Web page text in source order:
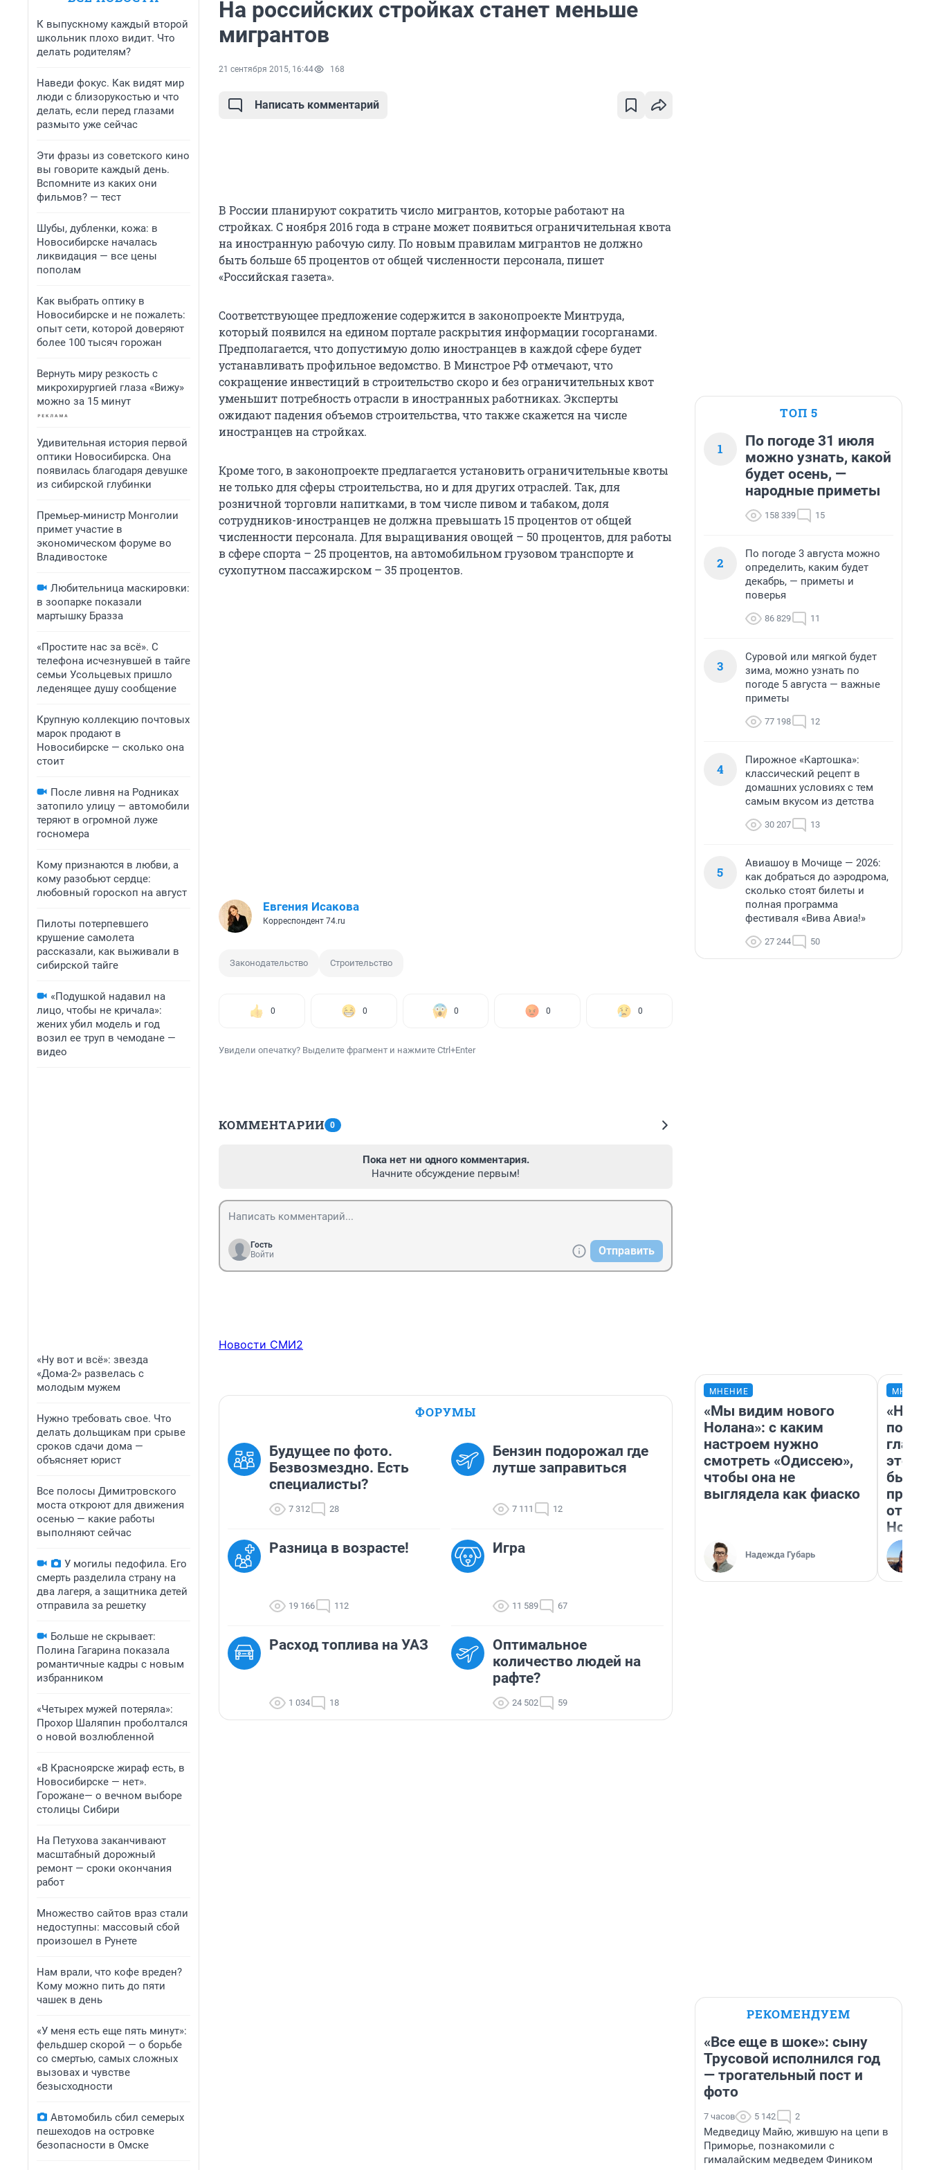
К выпускному каждый второй
школьник плохо видит. Что
делать родителям?
Наведи фокус. Как видят мир
люди с близорукостью и что
делать, если перед глазами
размыто уже сейчас
Эти фразы из советского кино
вы говорите каждый день.
Вспомните из каких они
фильмов? — тест
Шубы, дубленки, кожа: в
Новосибирске началась
ликвидация — все цены
пополам
Как выбрать оптику в
Новосибирске и не пожалеть:
опыт сети, которой доверяют
более 100 тысяч горожан
Вернуть миру резкость с
микрохирургией глаза «Вижу»
можно за 15 минут
Удивительная история первой
оптики Новосибирска. Она
появилась благодаря девушке
из сибирской глубинки
Премьер‑министр Монголии
примет участие в
экономическом форуме во
Владивостоке
Любительница маскировки:
в зоопарке показали
мартышку Бразза
«Простите нас за всё». С
телефона исчезнувшей в тайге
семьи Усольцевых пришло
леденящее душу сообщение
Крупную коллекцию почтовых
марок продают в
Новосибирске — сколько она
стоит
После ливня на Родниках
затопило улицу — автомобили
теряют в огромной луже
госномера
Кому признаются в любви, а
кому разобьют сердце:
любовный гороскоп на август
Пилоты потерпевшего
крушение самолета
рассказали, как выживали в
сибирской тайге
«Подушкой надавил на
лицо, чтобы не кричала»:
жених убил модель и год
возил ее труп в чемодане —
видео
«Ну вот и всё»: звезда
«Дома-2» развелась с
молодым мужем
Нужно требовать свое. Что
делать дольщикам при срыве
сроков сдачи дома —
объясняет юрист
Все полосы Димитровского
моста откроют для движения
осенью — какие работы
выполняют сейчас
У могилы педофила. Его
смерть разделила страну на
два лагеря, а защитника детей
отправила за решетку
Больше не скрывает:
Полина Гагарина показала
романтичные кадры с новым
избранником
«Четырех мужей потеряла»:
Прохор Шаляпин проболтался
о новой возлюбленной
«В Красноярске жираф есть, в
Новосибирске — нет».
Горожане— о вечном выборе
столицы Сибири
На Петухова заканчивают
масштабный дорожный
ремонт — сроки окончания
работ
Множество сайтов враз стали
недоступны: массовый сбой
произошел в Рунете
Нам врали, что кофе вреден?
Кому можно пить до пяти
чашек в день
«У меня есть еще пять минут»:
фельдшер скорой — о борьбе
со смертью, самых сложных
вызовах и чувстве
безысходности
Автомобиль сбил семерых
пешеходов на островке
безопасности в Омске
На российских стройках станет меньше
мигрантов
21 сентября 2015, 16:44 168
Написать комментарий
В России планируют сократить число мигрантов, которые работают на
стройках. С ноября 2016 года в стране может появиться ограничительная квота
на иностранную рабочую силу. По новым правилам мигрантов не должно
быть больше 65 процентов от общей численности персонала, пишет
«Российская газета».
Соответствующее предложение содержится в законопроекте Минтруда,
который появился на едином портале раскрытия информации госорганами.
Предполагается, что допустимую долю иностранцев в каждой сфере будет
устанавливать профильное ведомство. В Минстрое РФ отмечают, что
сокращение инвестиций в строительство скоро и без ограничительных квот
уменьшит потребность отрасли в иностранных работниках. Эксперты
ожидают падения объемов строительства, что также скажется на числе
иностранцев на стройках.
Кроме того, в законопроекте предлагается установить ограничительные квоты
не только для сферы строительства, но и для других отраслей. Так, для
розничной торговли напитками, в том числе пивом и табаком, доля
сотрудников-иностранцев не должна превышать 15 процентов от общей
численности персонала. Для выращивания овощей – 50 процентов, для работы
в сфере спорта – 25 процентов, на автомобильном грузовом транспорте и
сухопутном пассажирском – 35 процентов.
Евгения Исакова
Корреспондент 74.ru
Законодательство Строительство
0 0 0 0 0
Увидели опечатку? Выделите фрагмент и нажмите Ctrl+Enter
КОММЕНТАРИИ 0
Пока нет ни одного комментария.
Начните обсуждение первым!
Гость
Войти
Отправить
Новости СМИ2
ФОРУМЫ
Будущее по фото.
Безвозмездно. Есть
специалисты?
7 312 28
Бензин подорожал где
лутше заправиться
7 111 12
Разница в возрасте!
19 166 112
Игра
11 589 67
Расход топлива на УАЗ
1 034 18
Оптимальное
количество людей на
рафте?
24 502 59
ТОП 5
1
По погоде 31 июля
можно узнать, какой
будет осень, —
народные приметы
158 339 15
2
По погоде 3 августа можно
определить, каким будет
декабрь, — приметы и
поверья
86 829 11
3
Суровой или мягкой будет
зима, можно узнать по
погоде 5 августа — важные
приметы
77 198 12
4
Пирожное «Картошка»:
классический рецепт в
домашних условиях с тем
самым вкусом из детства
30 207 13
5
Авиашоу в Мочище — 2026:
как добраться до аэродрома,
сколько стоят билеты и
полная программа
фестиваля «Вива Авиа!»
27 244 50
МНЕНИЕ
«Мы видим нового
Нолана»: с каким
настроем нужно
смотреть «Одиссею»,
чтобы она не
выглядела как фиаско
Надежда Губарь
этого
бьет
РЕКОМЕНДУЕМ
«Все еще в шоке»: сыну
Трусовой исполнился год
— трогательный пост и
фото
7 часов 5 142 2
Медведицу Майю, жившую на цепи в
Приморье, познакомили с
гималайским медведем Фиником